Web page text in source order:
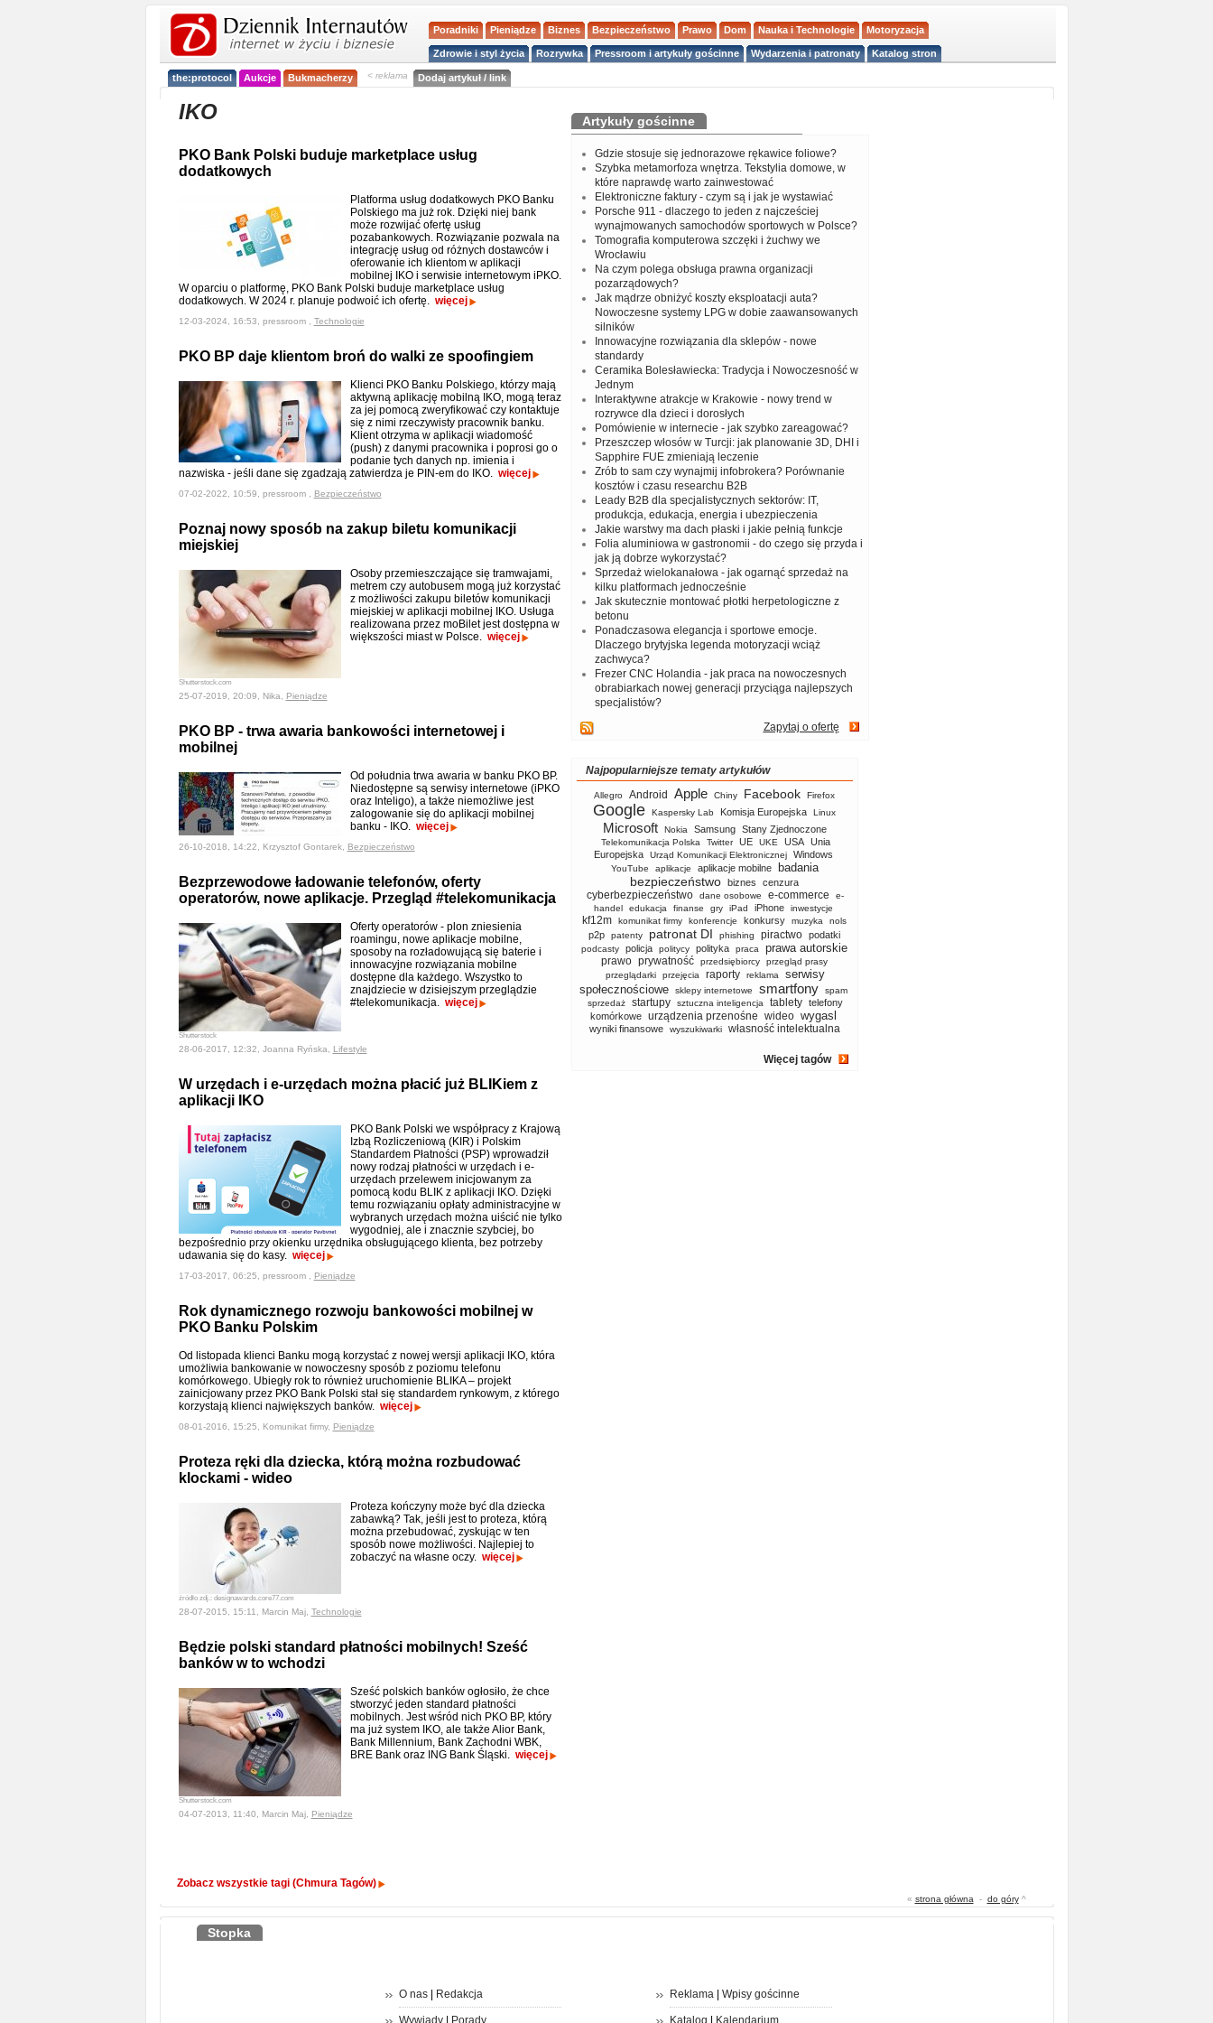
Poradniki Pieniądze Biznes Bezpieczeństwo Prawo Dom Nauka i Technologie Motoryzacja
Zdrowie i styl życia Rozrywka Pressroom i artykuły gościnne Wydarzenia i patronaty Katalog stron
the:protocol Aukcje Bukmacherzy < reklama Dodaj artykuł / link
IKO
PKO Bank Polski buduje marketplace usług
dodatkowych
Platforma usług dodatkowych PKO Banku
Polskiego ma już rok. Dzięki niej bank
może rozwijać ofertę usług
pozabankowych. Rozwiązanie pozwala na
integrację usług od różnych dostawców i
oferowanie ich klientom w aplikacji
mobilnej IKO i serwisie internetowym iPKO.
W oparciu o platformę, PKO Bank Polski buduje marketplace usług
dodatkowych. W 2024 r. planuje podwoić ich ofertę. więcej
12-03-2024, 16:53, pressroom , Technologie
PKO BP daje klientom broń do walki ze spoofingiem
Klienci PKO Banku Polskiego, którzy mają
aktywną aplikację mobilną IKO, mogą teraz
za jej pomocą zweryfikować czy kontaktuje
się z nimi rzeczywisty pracownik banku.
Klient otrzyma w aplikacji wiadomość
(push) z danymi pracownika i poprosi go o
podanie tych danych np. imienia i
nazwiska - jeśli dane się zgadzają zatwierdza je PIN-em do IKO. więcej
07-02-2022, 10:59, pressroom , Bezpieczeństwo
Poznaj nowy sposób na zakup biletu komunikacji
miejskiej
Shutterstock.com
Osoby przemieszczające się tramwajami,
metrem czy autobusem mogą już korzystać
z możliwości zakupu biletów komunikacji
miejskiej w aplikacji mobilnej IKO. Usługa
realizowana przez moBilet jest dostępna w
większości miast w Polsce. więcej
25-07-2019, 20:09, Nika, Pieniądze
PKO BP - trwa awaria bankowości internetowej i
mobilnej
Od południa trwa awaria w banku PKO BP.
Niedostępne są serwisy internetowe (iPKO
oraz Inteligo), a także niemożliwe jest
zalogowanie się do aplikacji mobilnej
banku - IKO. więcej
26-10-2018, 14:22, Krzysztof Gontarek, Bezpieczeństwo
Bezprzewodowe ładowanie telefonów, oferty
operatorów, nowe aplikacje. Przegląd #telekomunikacja
Shutterstock
Oferty operatorów - plon zniesienia
roamingu, nowe aplikacje mobilne,
sposoby na rozładowującą się baterie i
innowacyjne rozwiązania mobilne
dostępne dla każdego. Wszystko to
znajdziecie w dzisiejszym przeglądzie
#telekomunikacja. więcej
28-06-2017, 12:32, Joanna Ryńska, Lifestyle
W urzędach i e-urzędach można płacić już BLIKiem z
aplikacji IKO
PKO Bank Polski we współpracy z Krajową
Izbą Rozliczeniową (KIR) i Polskim
Standardem Płatności (PSP) wprowadził
nowy rodzaj płatności w urzędach i e-
urzędach przelewem inicjowanym za
pomocą kodu BLIK z aplikacji IKO. Dzięki
temu rozwiązaniu opłaty administracyjne w
wybranych urzędach można uiścić nie tylko
wygodniej, ale i znacznie szybciej, bo
bezpośrednio przy okienku urzędnika obsługującego klienta, bez potrzeby
udawania się do kasy. więcej
17-03-2017, 06:25, pressroom , Pieniądze
Rok dynamicznego rozwoju bankowości mobilnej w
PKO Banku Polskim
Od listopada klienci Banku mogą korzystać z nowej wersji aplikacji IKO, która
umożliwia bankowanie w nowoczesny sposób z poziomu telefonu
komórkowego. Ubiegły rok to również uruchomienie BLIKA – projekt
zainicjowany przez PKO Bank Polski stał się standardem rynkowym, z którego
korzystają klienci największych banków. więcej
08-01-2016, 15:25, Komunikat firmy, Pieniądze
Proteza ręki dla dziecka, którą można rozbudować
klockami - wideo
źródło zdj.: designawards.core77.com
Proteza kończyny może być dla dziecka
zabawką? Tak, jeśli jest to proteza, którą
można przebudować, zyskując w ten
sposób nowe możliwości. Najlepiej to
zobaczyć na własne oczy. więcej
28-07-2015, 15:11, Marcin Maj, Technologie
Będzie polski standard płatności mobilnych! Sześć
banków w to wchodzi
Shutterstock.com
Sześć polskich banków ogłosiło, że chce
stworzyć jeden standard płatności
mobilnych. Jest wśród nich PKO BP, który
ma już system IKO, ale także Alior Bank,
Bank Millennium, Bank Zachodni WBK,
BRE Bank oraz ING Bank Śląski. więcej
04-07-2013, 11:40, Marcin Maj, Pieniądze
Zobacz wszystkie tagi (Chmura Tagów)
Artykuły gościnne
Gdzie stosuje się jednorazowe rękawice foliowe?
Szybka metamorfoza wnętrza. Tekstylia domowe, w
które naprawdę warto zainwestować
Elektroniczne faktury - czym są i jak je wystawiać
Porsche 911 - dlaczego to jeden z najcześciej
wynajmowanych samochodów sportowych w Polsce?
Tomografia komputerowa szczęki i żuchwy we
Wrocławiu
Na czym polega obsługa prawna organizacji
pozarządowych?
Jak mądrze obniżyć koszty eksploatacji auta?
Nowoczesne systemy LPG w dobie zaawansowanych
silników
Innowacyjne rozwiązania dla sklepów - nowe
standardy
Ceramika Bolesławiecka: Tradycja i Nowoczesność w
Jednym
Interaktywne atrakcje w Krakowie - nowy trend w
rozrywce dla dzieci i dorosłych
Pomówienie w internecie - jak szybko zareagować?
Przeszczep włosów w Turcji: jak planowanie 3D, DHI i
Sapphire FUE zmieniają leczenie
Zrób to sam czy wynajmij infobrokera? Porównanie
kosztów i czasu researchu B2B
Leady B2B dla specjalistycznych sektorów: IT,
produkcja, edukacja, energia i ubezpieczenia
Jakie warstwy ma dach płaski i jakie pełnią funkcje
Folia aluminiowa w gastronomii - do czego się przyda i
jak ją dobrze wykorzystać?
Sprzedaż wielokanałowa - jak ogarnąć sprzedaż na
kilku platformach jednocześnie
Jak skutecznie montować płotki herpetologiczne z
betonu
Ponadczasowa elegancja i sportowe emocje.
Dlaczego brytyjska legenda motoryzacji wciąż
zachwyca?
Frezer CNC Holandia - jak praca na nowoczesnych
obrabiarkach nowej generacji przyciąga najlepszych
specjalistów?
Zapytaj o ofertę
Najpopularniejsze tematy artykułów
Allegro Android Apple Chiny Facebook Firefox
Google Kaspersky Lab Komisja Europejska Linux
Microsoft Nokia Samsung Stany Zjednoczone
Telekomunikacja Polska Twitter UE UKE USA
Unia
Europejska
Urząd Komunikacji Elektronicznej Windows
YouTube aplikacje aplikacje mobilne badania
bezpieczeństwo biznes cenzura
cyberbezpieczeństwo dane osobowe e-commerce
e-
handel
edukacja finanse gry iPad iPhone inwestycje
kf12m komunikat firmy konferencje konkursy muzyka nols
p2p patenty patronat DI phishing piractwo podatki
podcasty policja politycy polityka praca prawa autorskie
prawo prywatność przedsiębiorcy
przegląd prasy
przeglądarki
przejęcia raporty reklama
serwisy
społecznościowe
sklepy internetowe smartfony
spam
sprzedaż
startupy sztuczna inteligencja tablety telefony
komórkowe urządzenia przenośne wideo wygasl
wyniki finansowe wyszukiwarki własność intelektualna
Więcej tagów
« strona główna - do góry^
Stopka
O nas| Redakcja
Wywiady| Porady
Reklama| Wpisy gościnne
Katalog Kalendarium